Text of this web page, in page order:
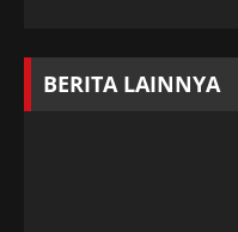
BERITA LAINNYA